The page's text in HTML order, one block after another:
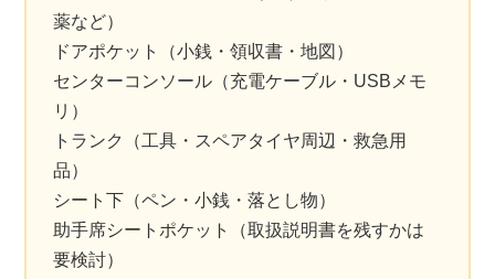
薬など）
ドアポケット（小銭・領収書・地図）
センターコンソール（充電ケーブル・USBメモ
リ）
トランク（工具・スペアタイヤ周辺・救急用
品）
シート下（ペン・小銭・落とし物）
助手席シートポケット（取扱説明書を残すかは
要検討）